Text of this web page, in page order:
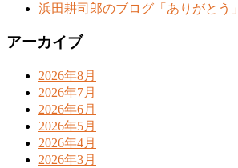
浜田耕司郎のブログ「ありがとう」
アーカイブ
2026年8月
2026年7月
2026年6月
2026年5月
2026年4月
2026年3月